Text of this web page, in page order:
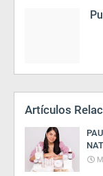
Artículos